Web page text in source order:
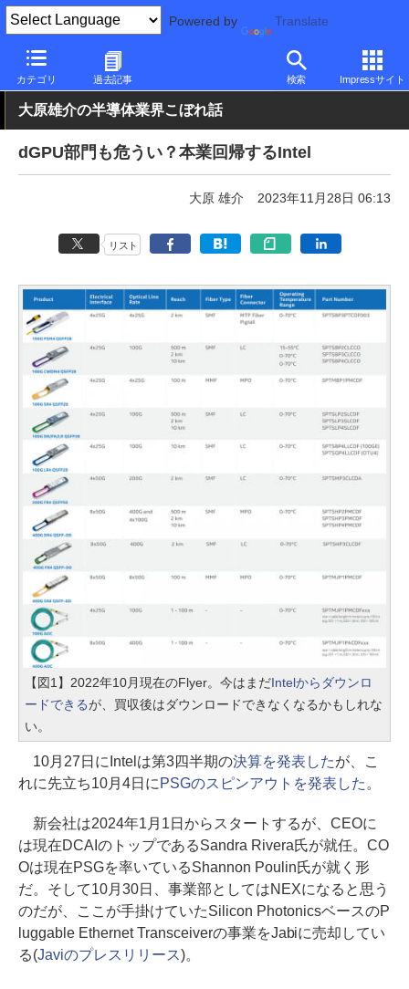
Powered by Translate
カテゴリ 過去記事 検索 Impressサイト
PC Watch 半導体/周辺機器
大原雄介の半導体業界こぼれ話
dGPU部門も危うい？本業回帰するIntel
大原 雄介 2023年11月28日 06:13
リスト
【図1】2022年10月現在のFlyer。今はまだIntelからダウンロ
ードできるが、買収後はダウンロードできなくなるかもしれな
い。
10月27日にIntelは第3四半期の決算を発表したが、こ
れに先立ち10月4日に PSGのスピンアウトを発表した 。
新会社は2024年1月1日からスタートするが、CEOに
は現在DCAIのトップであるSandra Rivera氏が就任。CO
Oは現在PSGを率いているShannon Poulin氏が就く形
だ。そして10月30日、事業部としてはNEXになると思う
のだが、ここが手掛けていたSilicon PhotonicsベースのP
luggable Ethernet Transceiverの事業をJabiに売却してい
る(Javiのプレスリリース)。